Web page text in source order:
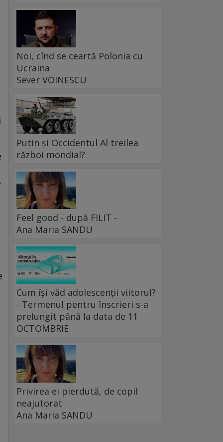
Noi, cînd se ceartă Polonia cu
Ucraina
Sever VOINESCU
Putin și Occidentul Al treilea
război mondial?
Feel good - după FILIT -
Ana Maria SANDU
Cum își văd adolescenții viitorul?
- Termenul pentru înscrieri s-a
prelungit până la data de 11
OCTOMBRIE
Privirea ei pierdută, de copil
neajutorat
Ana Maria SANDU